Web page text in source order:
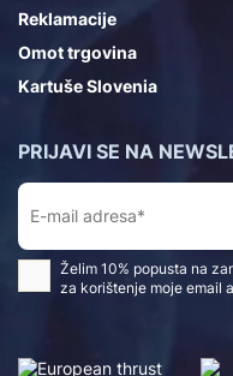
Reklamacije
Omot trgovina
Kartuše Slovenia
PRIJAVI SE NA
Želim 10% popusta na
za korištenje moje email